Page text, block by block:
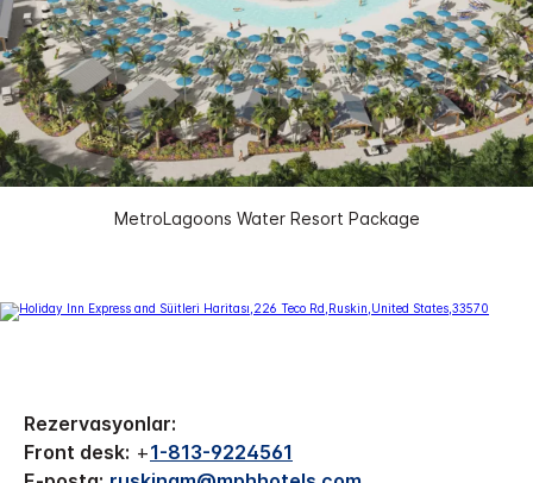
MetroLagoons Water Resort Package
Rezervasyonlar:
Front desk: +1-813-9224561